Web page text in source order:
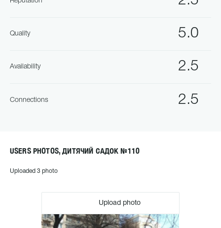
5.0
Quality
2.5
Availability
2.5
Connections
USERS PHOTOS, ДИТЯЧИЙ САДОК №110
Uploaded 3 photo
Upload photo